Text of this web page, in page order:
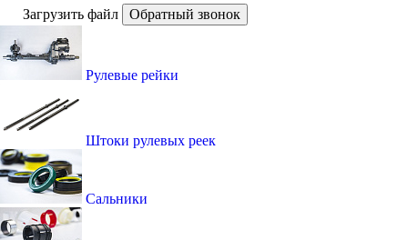
Загрузить файл
Обратный звонок
Рулевые рейки
Штоки рулевых реек
Сальники